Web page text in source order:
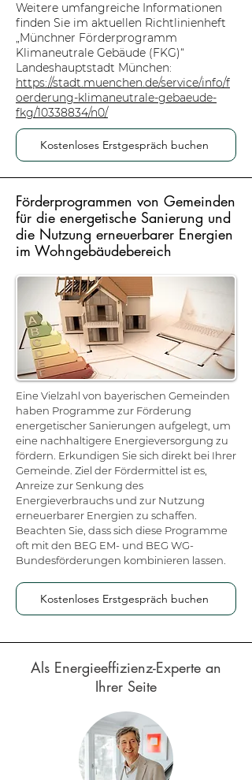
Weitere umfangreiche Informationen
finden Sie im aktuellen Richtlinienheft
„Münchner Förderprogramm
Klimaneutrale Gebäude (FKG)“
Landeshauptstadt München:
https://stadt.muenchen.de/service/info/f
oerderung-klimaneutrale-gebaeude-
fkg/10338834/n0/
Kostenloses Erstgespräch buchen
Förderprogrammen von Gemeinden
für die energetische Sanierung und
die Nutzung erneuerbarer Energien
im Wohngebäudebereich
Eine Vielzahl von bayerischen Gemeinden
haben Programme zur Förderung
energetischer Sanierungen aufgelegt, um
eine nachhaltigere Energieversorgung zu
fördern. Erkundigen Sie sich direkt bei Ihrer
Gemeinde. Ziel der Fördermittel ist es,
Anreize zur Senkung des
Energieverbrauchs und zur Nutzung
erneuerbarer Energien zu schaffen.
Beachten Sie, dass sich diese Programme
oft mit den BEG EM- und BEG WG-
Bundesförderungen kombinieren lassen.
Kostenloses Erstgespräch buchen
Als Energieeffizienz-Experte an
Ihrer Seite